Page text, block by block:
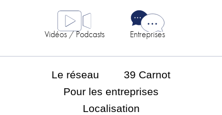
Vidéos / Podcasts Entreprises
Le réseau
39 Carnot
Pour les entreprises
Localisation